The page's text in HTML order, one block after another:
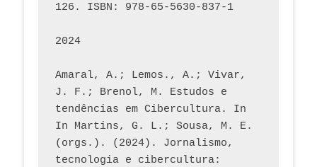
126. ISBN: 978-65-5630-837-1
2024
Amaral, A.; Lemos., A.; Vivar,
J. F.; Brenol, M. Estudos e
tendências em Cibercultura. In
In Martins, G. L.; Sousa, M. E.
(orgs.). (2024). Jornalismo,
tecnologia e cibercultura: